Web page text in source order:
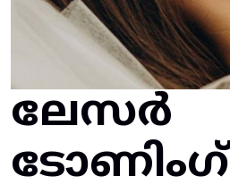
ലേസർ
ടോണിംഗ്